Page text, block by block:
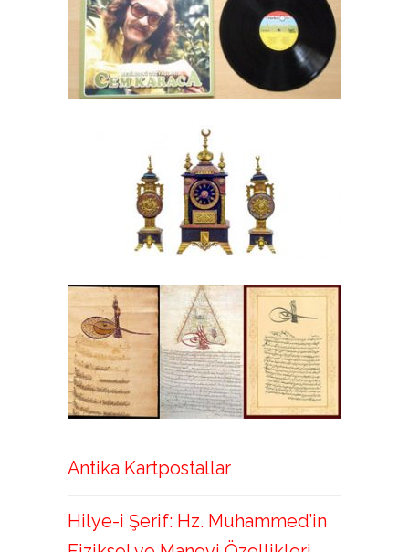
Antika Kartpostallar
Hilye-i Şerif: Hz. Muhammed’in